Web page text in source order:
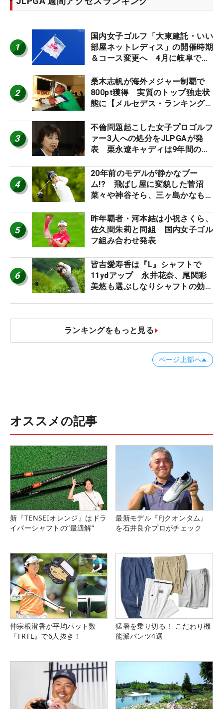
1
国内女子ゴルフ「大東建託・いい
部屋ネットレディス」の開催時期
＆コース変更へ 4月に岐阜で開
2
桑木志帆が海外メジャー制覇で
800pt獲得 実質のトップ独走状
態に【メルセデス・ランキング番
3
不倫問題起こした女子プロゴルフ
ァー3人への処分をJLPGAが発
表 栗永遼キャディは9年間の立
4
20年前のモデルが静かなブー
ム!? 飛ばし屋に変貌した菅沼
菜々や神谷そら、三ヶ島かなも使
ロたちの“飛ばしギア”】
5
昨年覇者・河本結は小祝さくら、
佐久間朱莉と同組 国内女子ゴル
フ組み合わせ発表
6
皆吉愛寿香は『L』シャフトで
11ydアップ 永井花奈、尾関彩
美悠も選ぶしなりシャフトの効果
ランキングをもっと見る
ページ上部へ
オススメの記事
新『TENSEIオレンジ』はドラ
イバーシャフトの“最適解”
最新モデル『FJクオンタム』
を石井良介プロがチェック
仲宗根澄香が平均パット数
『TRTL』で6人抜き！
猛暑を乗り切る！ こだわり機
能派パンツ4選